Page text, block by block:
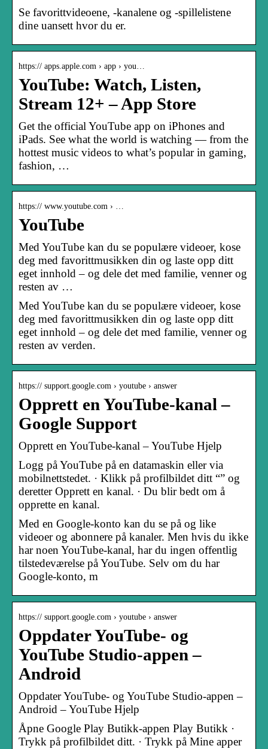
Se favorittvideoene, -kanalene og -spillelistene
dine uansett hvor du er.
https:// apps.apple.com › app › you…
YouTube: Watch, Listen,
Stream 12+ – App Store
Get the official YouTube app on iPhones and
iPads. See what the world is watching — from the
hottest music videos to what’s popular in gaming,
fashion, …
https:// www.youtube.com › …
YouTube
Med YouTube kan du se populære videoer, kose
deg med favorittmusikken din og laste opp ditt
eget innhold – og dele det med familie, venner og
resten av …
Med YouTube kan du se populære videoer, kose
deg med favorittmusikken din og laste opp ditt
eget innhold – og dele det med familie, venner og
resten av verden.
https:// support.google.com › youtube › answer
Opprett en YouTube-kanal –
Google Support
Opprett en YouTube-kanal – YouTube Hjelp
Logg på YouTube på en datamaskin eller via
mobilnettstedet. · Klikk på profilbildet ditt “” og
deretter Opprett en kanal. · Du blir bedt om å
opprette en kanal.
Med en Google-konto kan du se på og like
videoer og abonnere på kanaler. Men hvis du ikke
har noen YouTube-kanal, har du ingen offentlig
tilstedeværelse på YouTube. Selv om du har
Google-konto, m
https:// support.google.com › youtube › answer
Oppdater YouTube- og
YouTube Studio-appen –
Android
Oppdater YouTube- og YouTube Studio-appen –
Android – YouTube Hjelp
Åpne Google Play Butikk-appen Play Butikk ·
Trykk på profilbildet ditt. · Trykk på Mine apper